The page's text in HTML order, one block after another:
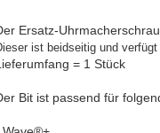
Ersatz-
ist beidseitig und
= 1 Stück
Bit ist passend für